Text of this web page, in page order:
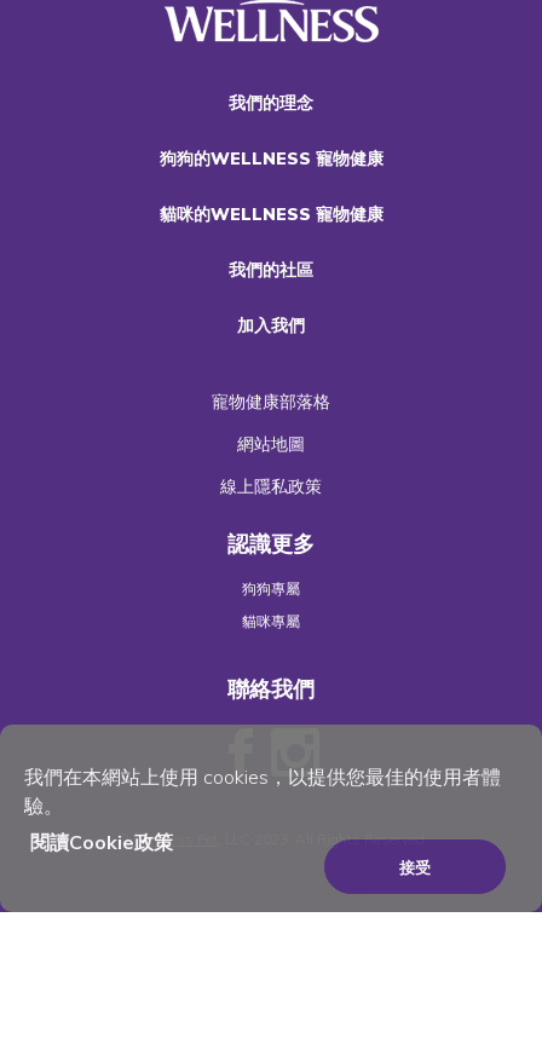
我們在本網站上使用 cookies，以提供您最佳的使用者體
驗。
閱讀Cookie政策
接受
我們的理念
狗狗的WELLNESS 寵物健康
貓咪的WELLNESS 寵物健康
我們的社區
加入我們
寵物健康部落格
網站地圖
線上隱私政策
認識更多
狗狗專屬
貓咪專屬
聯絡我們
©Wellness Pet , LLC 2023. All Rights Reserved